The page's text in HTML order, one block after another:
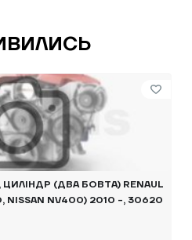
(ДВА БОВТА) RENAUL
NISSAN NV400) 2010 -, 30620